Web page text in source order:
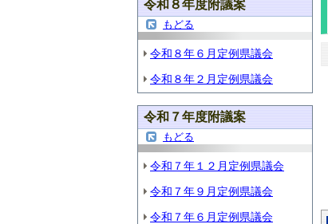
令和８年度附議案
もどる
令和８年６月定例県議会
令和８年２月定例県議会
令和７年度附議案
もどる
令和７年１２月定例県議会
令和７年９月定例県議会
令和７年６月定例県議会